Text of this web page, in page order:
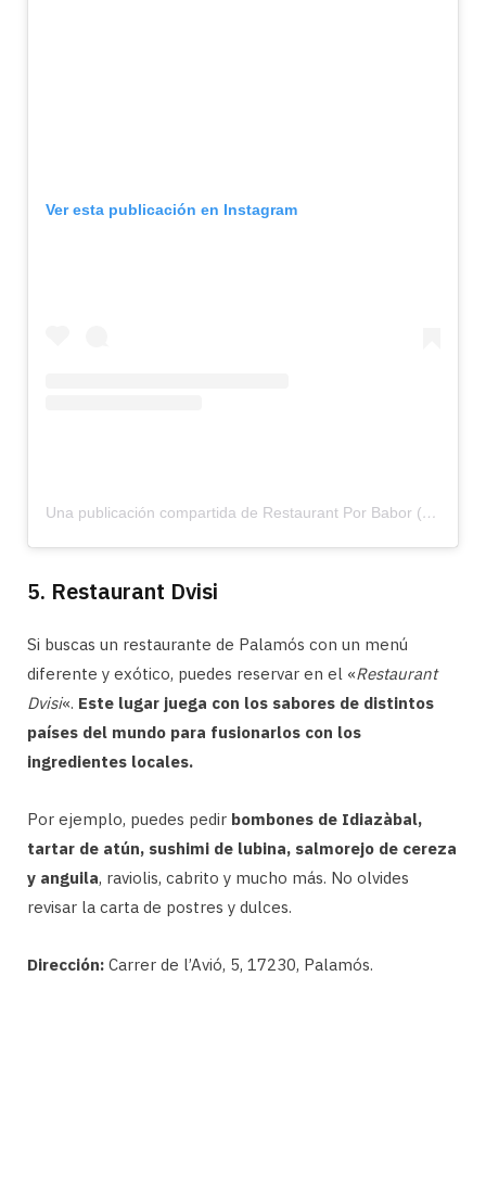
Ver esta publicación en Instagram
Una publicación compartida de Restaurant Por Babor (@porbabor2001)
5. Restaurant Dvisi
Si buscas un restaurante de Palamós con un menú
diferente y exótico, puedes reservar en el «Restaurant
Dvisi«. Este lugar juega con los sabores de distintos
países del mundo para fusionarlos con los
ingredientes locales.
Por ejemplo, puedes pedir bombones de Idiazàbal,
tartar de atún, sushimi de lubina, salmorejo de cereza
y anguila, raviolis, cabrito y mucho más. No olvides
revisar la carta de postres y dulces.
Dirección: Carrer de l’Avió, 5, 17230, Palamós.